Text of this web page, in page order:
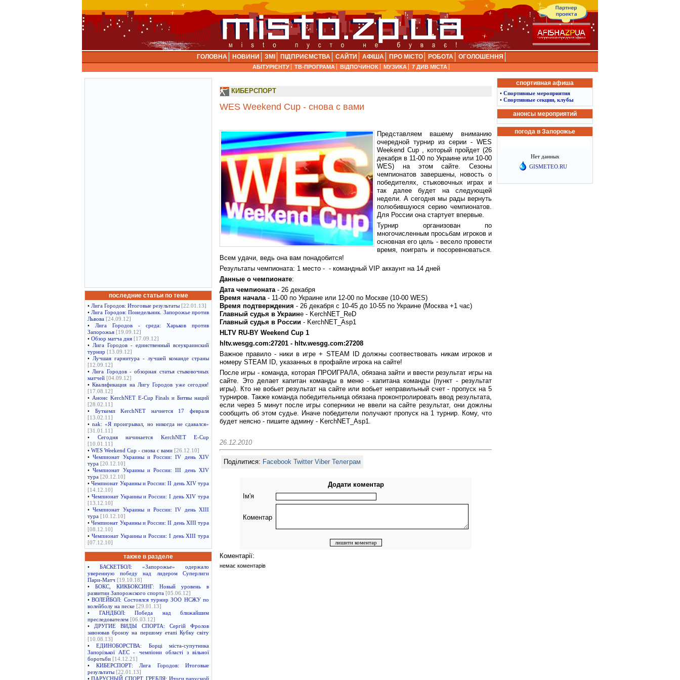
ГОЛОВНА НОВИНИ ЗМІ ПІДПРИЄМСТВА САЙТИ АФІША ПРО МІСТО РОБОТА ОГОЛОШЕННЯ
АБІТУРІЄНТУ ТВ-ПРОГРАМА ВІДПОЧИНОК МУЗИКА 7 ДИВ МІСТА
последние статьи по теме
• Лига Городов: Итоговые результаты [22.01.13]
•Лига Городов: Понедельник. Запорожье против
Львова [24.09.12]
• Лига Городов - среда: Харьков против
Запорожья [19.09.12]
• Обзор матча дня [17.09.12]
• Лига Городов - единственный всеукраинский
турнир [13.09.12]
• Лучшая гарнитура - лучшей команде страны
[12.09.12]
•Лига Городов - обзорная статья стыковочных
матчей [04.09.12]
•Квалификация на Лигу Городов уже сегодня!
[17.08.12]
• Анонс KerchNET E-Cup Finals и Битвы наций
[28.02.11]
• Буткемп KerchNET начнется 17 февраля
[13.02.11]
•nak: «Я проигрывал, но никогда не сдавался»
[31.01.11]
• Сегодня начинается KerchNET E-Cup
[10.01.11]
• WES Weekend Cup - снова с вами [26.12.10]
•Чемпионат Украины и России: IV день XIV
тура [20.12.10]
•Чемпионат Украины и России: III день XIV
тура [20.12.10]
•Чемпионат Украины и России: II день XIV тура
[14.12.10]
• Чемпионат Украины и России: I день XIV тура
[13.12.10]
•Чемпионат Украины и России: IV день XIII
тура [10.12.10]
•Чемпионат Украины и России: II день XIII тура
[08.12.10]
• Чемпионат Украины и России: I день XIII тура
[07.12.10]
также в разделе
• БАСКЕТБОЛ: «Запорожье» одержало
уверенную победу над лидером Суперлиги
Пари-Матч [19.10.18]
• БОКС, КИКБОКСИНГ: Новый уровень в
развитии Запорожского спорта [05.06.12]
•ВОЛЕЙБОЛ: Состоялся турнир ЗОО НСЖУ по
волейболу на песке [29.01.13]
• ГАНДБОЛ: Победа над ближайшим
преследователем [06.03.12]
• ДРУГИЕ ВИДЫ СПОРТА: Сергій Фролов
завоював бронзу на першому етапі Кубку світу
[10.08.13]
•ЕДИНОБОРСТВА: Борці міста-супутника
Запорізької АЕС - чемпіони області з вільної
боротьби [14.12.21]
• КИБЕРСПОРТ: Лига Городов: Итоговые
результаты [22.01.13]
•ПАРУСНЫЙ СПОРТ, ГРЕБЛЯ: Итоги парусной
КИБЕРСПОРТ
WES Weekend Cup - снова с вами
Представляем вашему вниманию
очередной турнир из серии - WES
Weekend Cup , который пройдет (26
декабря в 11-00 по Украине или 10-00
WES) на этом сайте. Сезоны
чемпионатов завершены, новость о
победителях, стыковочных играх и
так далее будет на следующей
недели. А сегодня мы рады вернуть
полюбившуюся серию чемпионатов.
Для России она стартует впервые.
Турнир организован по
многочисленным просьбам игроков и
основная его цель - весело провести
время, поиграть и посоревноваться.
Всем удачи, ведь она вам понадобится!
Результаты чемпионата: 1 место - - командный VIP аккаунт на 14 дней
Данные о чемпионате:
Дата чемпионата- 26 декабря
Время начала- 11-00 по Украине или 12-00 по Москве (10-00 WES)
Время подтверждения - 26 декабря с 10-45 до 10-55 по Украине (Москва +1 час)
Главный судья в Украине - KerchNET_ReD
Главный судья в России - KerchNET_Asp1
HLTV RU-BY Weekend Cup 1
hltv.wesgg.com:27201 - hltv.wesgg.com:27208
Важное правило - ники в игре + STEАM ID должны соотвествовать никам игроков и
номеру STEAM ID, указанных в профайле игрока на сайте!
После игры - команда, которая ПРОИГРАЛА, обязана зайти и ввести результат игры на
сайте. Это делает капитан команды в меню - капитана команды (пункт - результат
игры). Кто не вобьет результат на сайте или вобьет неправильный счет - пропуск на 5
турниров. Также команда победительница обязана проконтролировать ввод результата,
если через 5 минут после игры соперники не ввели на сайте результат, они дожлны
сообщить об этом судье. Иначе победители получают пропуск на 1 турнир. Кому, что
будет неясно - пишите админу - KerchNET_Asp1.
26.12.2010
Поділитися: Facebook Twitter Viber Телеграм
Додати коментар
Ім'я
Коментар
Коментарії:
немає коментарів
спортивная афиша
• Спортивные мероприятия
• Спортивные секции, клубы
анонсы мероприятий
погода в Запорожье
Нет данных
GISMETEO.RU